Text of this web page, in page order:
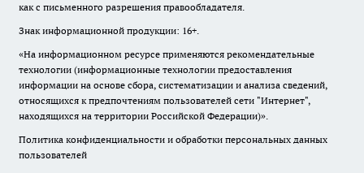
как с письменного разрешения правообладателя.
Знак информационной продукции: 16+.
«На информационном ресурсе применяются рекомендательные
технологии (информационные технологии предоставления
информации на основе сбора, систематизации и анализа сведений,
относящихся к предпочтениям пользователей сети "Интернет",
находящихся на территории Российской Федерации)».
Политика конфиденциальности и обработки персональных данных
пользователей